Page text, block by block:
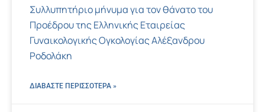
Συλλυπητήριο μήνυμα για τον θάνατο του
Προέδρου της Ελληνικής Εταιρείας
Γυναικολογικής Ογκολογίας Αλέξανδρου
Ροδολάκη
ΔΙΑΒΑΣΤΕ ΠΕΡΙΣΣΌΤΕΡΑ »
a
g
e
a
g
e
a
g
e
a
g
e